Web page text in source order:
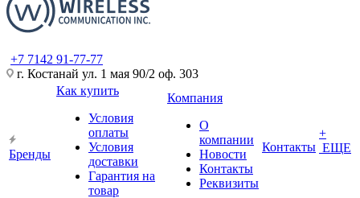
+7 7142 91-77-77
г. Костанай ул. 1 мая 90/2 оф. 303
Бренды
Как купить
Условия
оплаты
Условия
доставки
Гарантия на
товар
Компания
О
компании
Новости
Контакты
Реквизиты
Контакты
+
ЕЩЕ